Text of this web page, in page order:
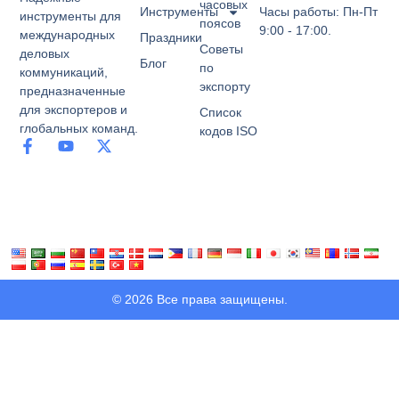
инструменты для
международных
деловых
коммуникаций,
предназначенные
для экспортеров и
глобальных команд.
часовых
поясов
Советы
по
экспорту
Список
кодов ISO
Инструменты
Праздники
Блог
Часы работы: Пн-Пт
9:00 - 17:00.
© 2026 Все права защищены.